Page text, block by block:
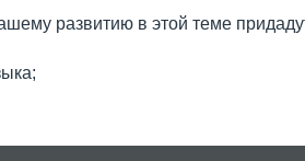
развитию в этой теме